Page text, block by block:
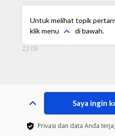
Untuk melihat topik
klik menu
di bawah.
22:09
Saya ingin
Privasi dan data Anda